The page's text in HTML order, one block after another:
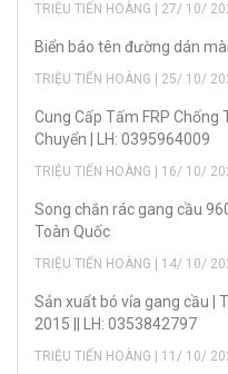
TRIỆU TIẾN HOÀNG | 27/ 10/
Biển báo tên đường dán
TRIỆU TIẾN HOÀNG | 25/ 10/
Cung Cấp Tấm FRP Chống
Chuyển | LH: 0395964009
TRIỆU TIẾN HOÀNG | 16/ 10/
Song chắn rác gang cầu
Toàn Quốc
TRIỆU TIẾN HOÀNG | 14/ 10/
Sản xuẩt bó vỉa gang cầu |
2015 || LH: 0353842797
TRIỆU TIẾN HOÀNG | 11/ 10/